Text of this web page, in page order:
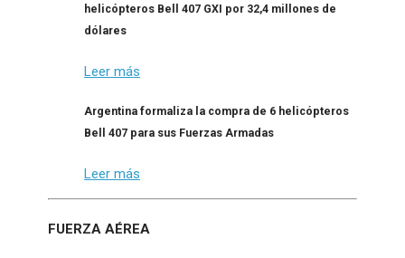
helicópteros Bell 407 GXI por 32,4 millones de
dólares
Leer más
Argentina formaliza la compra de 6 helicópteros
Bell 407 para sus Fuerzas Armadas
Leer más
FUERZA AÉREA